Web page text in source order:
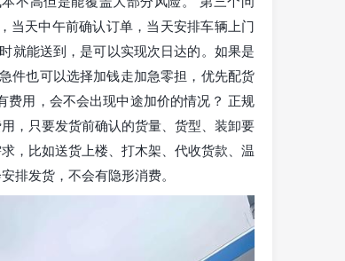
当天中午前确认订单，当天安排车辆上门
就能送到，是可以实现次日达的。如果是
件也可以选择加钱走加急零担，优先配货
费用，会不会出现中途加价的情况？ 正规
，只要发货前确认的货量、货型、装卸要
，比如送货上楼、打木架、代收货款、温
排发货，不会有隐形消费。